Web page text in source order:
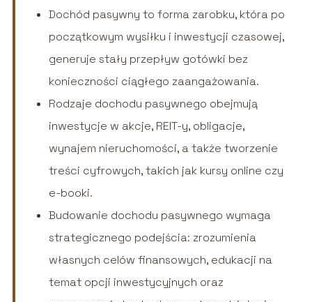
Dochód pasywny to forma zarobku, która po
początkowym wysiłku i inwestycji czasowej,
generuje stały przepływ gotówki bez
konieczności ciągłego zaangażowania.
Rodzaje dochodu pasywnego obejmują
inwestycje w akcje, REIT-y, obligacje,
wynajem nieruchomości, a także tworzenie
treści cyfrowych, takich jak kursy online czy
e-booki.
Budowanie dochodu pasywnego wymaga
strategicznego podejścia: zrozumienia
własnych celów finansowych, edukacji na
temat opcji inwestycyjnych oraz